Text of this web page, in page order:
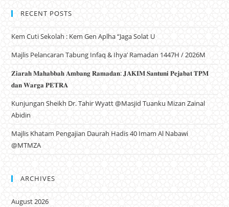
RECENT POSTS
Kem Cuti Sekolah : Kem Gen Aplha “Jaga Solat U
Majlis Pelancaran Tabung Infaq & Ihya’ Ramadan 1447H / 2026M
𝐙𝐢𝐚𝐫𝐚𝐡 𝐌𝐚𝐡𝐚𝐛𝐛𝐚𝐡 𝐀𝐦𝐛𝐚𝐧𝐠 𝐑𝐚𝐦𝐚𝐝𝐚𝐧: 𝐉𝐀𝐊𝐈𝐌 𝐒𝐚𝐧𝐭𝐮𝐧𝐢 𝐏𝐞𝐣𝐚𝐛𝐚𝐭 𝐓𝐏𝐌
𝐝𝐚𝐧 𝐖𝐚𝐫𝐠𝐚 𝐏𝐄𝐓𝐑𝐀
Kunjungan Sheikh Dr. Tahir Wyatt @Masjid Tuanku Mizan Zainal
Abidin
Majlis Khatam Pengajian Daurah Hadis 40 Imam Al Nabawi
@MTMZA
ARCHIVES
August 2026